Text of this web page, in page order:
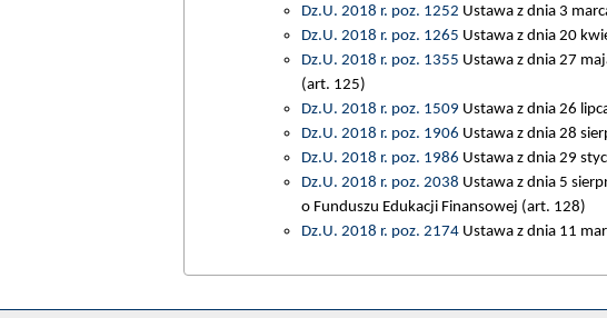
Dz.U. 2018 r. poz. 1252 Ustawa z dnia 3
Dz.U. 2018 r. poz. 1265 Ustawa z dnia 20
Dz.U. 2018 r. poz. 1355 Ustawa z dnia 27
(art. 125)
Dz.U. 2018 r. poz. 1509 Ustawa z dnia 26
Dz.U. 2018 r. poz. 1906 Ustawa z dnia 28
Dz.U. 2018 r. poz. 1986 Ustawa z dnia 29
Dz.U. 2018 r. poz. 2038 Ustawa z dnia 5
o Funduszu Edukacji Finansowej (art. 128)
Dz.U. 2018 r. poz. 2174Ustawa z dnia 11